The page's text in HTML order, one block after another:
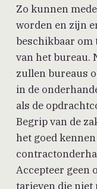
Zo kunnen
worden en zijn
beschikbaar om
van het bureau.
zullen bureaus
in de
als de
Begrip van de
het goed
Accepteer geen
tarieven die